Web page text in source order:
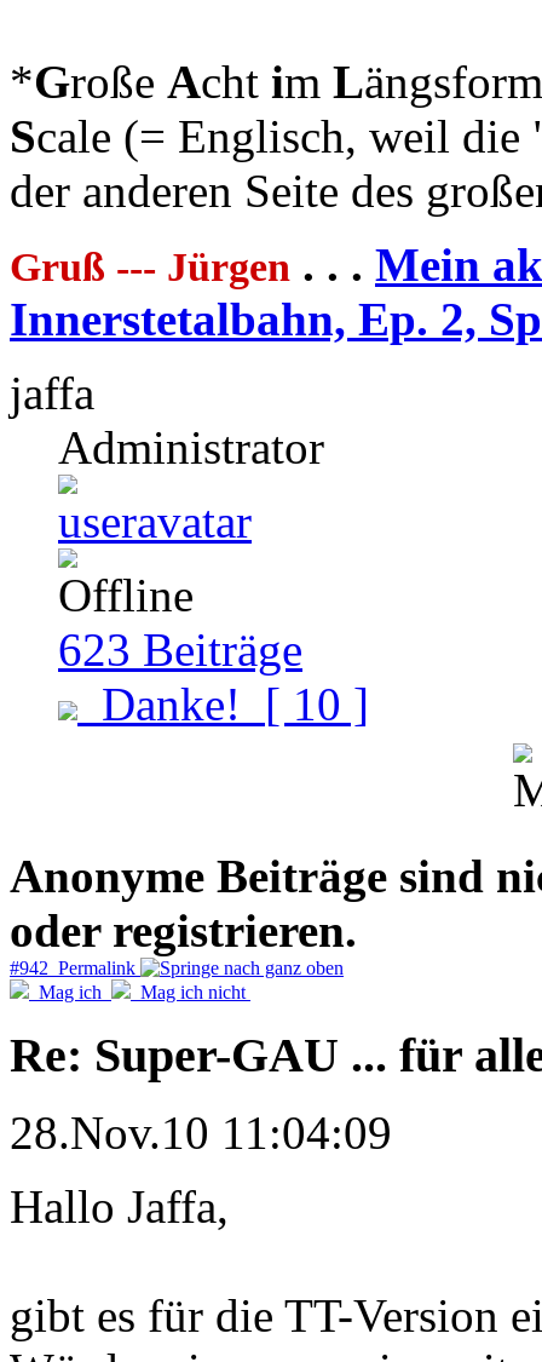
*Große Acht im L
Scale (= Englisch, weil
der anderen Seite des
Gruß --- Jürgen . . . Mein
Innerstetalbahn, Ep. 2,
jaffa
Administrator
623 Beiträge
Danke! [ 10 ]
Anonyme Beiträge sind
oder registrieren.
#942 Permalink
Mag ich
Mag ich nicht
Re: Super-GAU ... für
28.Nov.10 11:04:09
Hallo Jaffa,
gibt es für die TT-Version